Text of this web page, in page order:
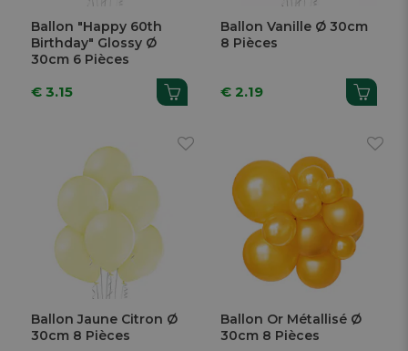
Ballon "Happy 60th
Birthday" Glossy Ø
30cm 6 Pièces
€ 3.15
Ballon Vanille Ø 30cm
8 Pièces
€ 2.19
Ballon Jaune Citron Ø
30cm 8 Pièces
Ballon Or Métallisé Ø
30cm 8 Pièces